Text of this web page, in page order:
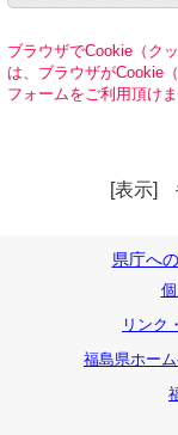
ブラウザでCookie（ク
は、ブラウザがCookie
フォームをご利用頂けま
[表示]
県庁へ
リンク
福島県ホー